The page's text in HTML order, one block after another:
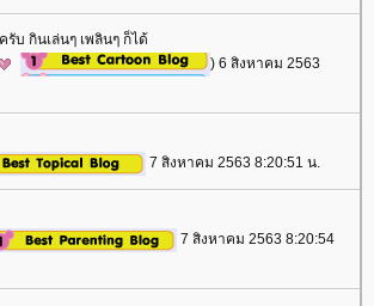
บ กินเล่นๆ เพลินๆ ก็ได้
) 6 สิงหาคม 2563
7 สิงหาคม 2563 8:20:51 น.
7 สิงหาคม 2563 8:20:54